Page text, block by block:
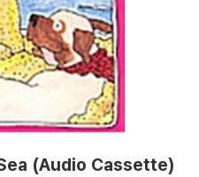
(Audio Cassette)